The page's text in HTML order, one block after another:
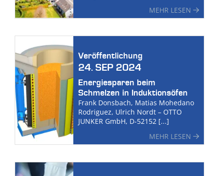
MEHR LESEN
Veröffentlichung
24. SEP 2024
Energiesparen beim
Schmelzen in Induktionsöfen
Frank Donsbach, Matias Mohedano
Rodriguez, Ulrich Nordt – OTTO
JUNKER GmbH, D-52152 [...]
MEHR LESEN